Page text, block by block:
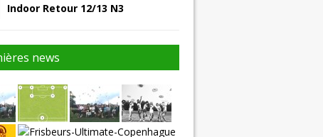
Indoor Retour 12/13 N3
news